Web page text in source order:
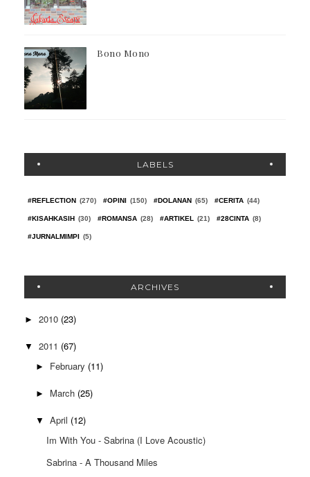
Bono Mono
LABELS
#REFLECTION (270) #OPINI (150) #DOLANAN (65) #CERITA (44)
#KISAHKASIH (30) #ROMANSA (28) #ARTIKEL (21) #28CINTA (8)
#JURNALMIMPI (5)
ARCHIVES
► 2010 (23)
▼ 2011 (67)
► February (11)
► March (25)
▼ April (12)
Im With You - Sabrina (I Love Acoustic)
Sabrina - A Thousand Miles